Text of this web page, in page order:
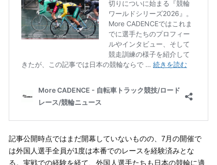
記事公開時点ではまだ開幕していないものの、7月の開催で
は外国人選手全員が1度は本番でのレースを経験済みとな
る。実戦での経験を経て、外国人選手たちも日本の競輪に適